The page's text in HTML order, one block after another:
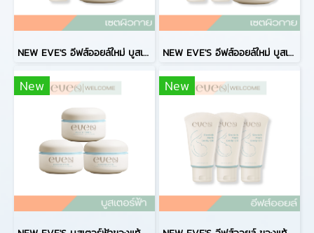
NEW EVE'S อีฟส์ออยล์ใหม่ บูสเตอร์ส้มใหม่ ของแท้ บูสเตอร์ส้มสูตรใหม่ คู่กับ อีฟส์ออยล์ใหม่ ครีมอีฟส์ EVES สูตรใหม่ NEW EVE'S อีฟส์ออยล์ใหม่ บูสเตอร์ฟ้าใหม่ ของแท้ บูสเตอร์ฟ้าสูตรใหม่ คู่กับ อีฟส์ออยล์ใหม่ ครีมอีฟส์ EVES สูตรใหม่
New New